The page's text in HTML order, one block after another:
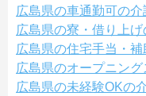
広島県の車通勤可の介
広島県の寮・借り上
広島県の住宅手当・
広島県のオープニン
広島県の未経験OKの